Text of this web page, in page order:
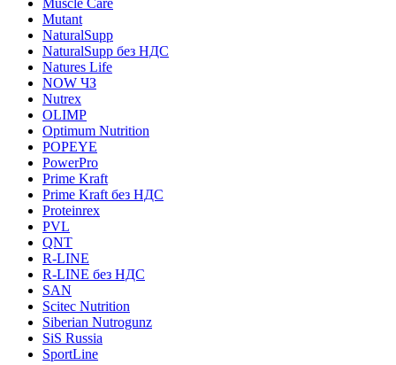
Mutant
NaturalSupp
NaturalSupp без НДС
Natures Life
NOW ЧЗ
Nutrex
OLIMP
Optimum Nutrition
POPEYE
PowerPro
Prime Kraft
Prime Kraft без НДС
Proteinrex
PVL
QNT
R-LINE
R-LINE без НДС
SAN
Scitec Nutrition
Siberian Nutrogunz
SiS Russia
SportLine